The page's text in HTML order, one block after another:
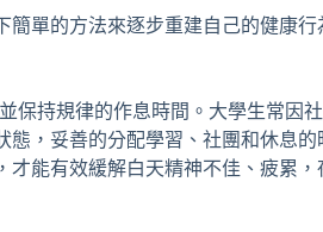
單的方法來逐步重建自己的健康
保持規律的作息時間。大學生常因
態，妥善的分配學習、社團和休息
才能有效緩解白天精神不佳、疲累